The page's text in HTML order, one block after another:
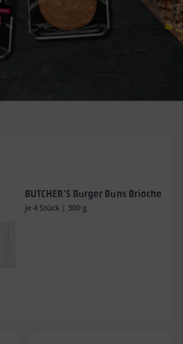
BUTCHER'S Burger Buns Brioche
je 4 Stück | 300 g